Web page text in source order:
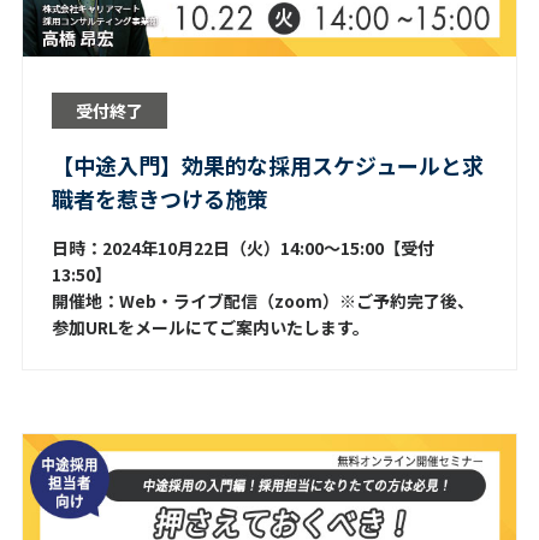
受付終了
【中途入門】効果的な採用スケジュールと求
職者を惹きつける施策
日時：2024年10月22日（火）14:00～15:00【受付
13:50】
開催地：Web・ライブ配信（zoom）※ご予約完了後、
参加URLをメールにてご案内いたします。